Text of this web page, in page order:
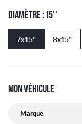
DIAMÈTRE : 15''
7x15'' 8x15''
MON VÉHICULE